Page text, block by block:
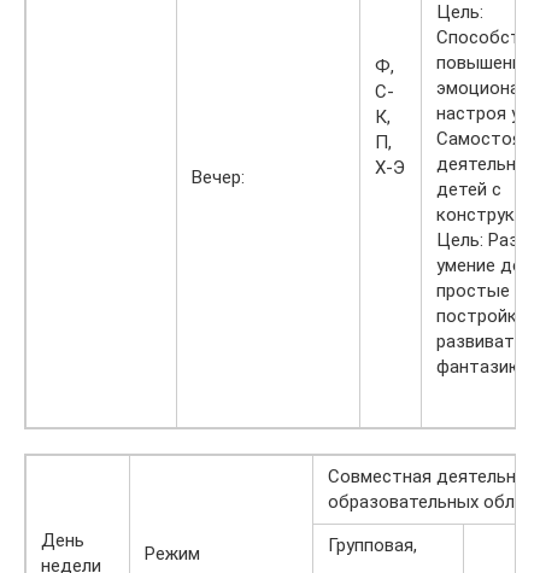
Ф,
С-
К,
П,
Х-Э
Вечер:
Цель:
повышению
настроя у
детей с
Цель:
умение
простые
постройки,
развивать
фантазию.
День
недели
Режим
Совместная
образовательных
Групповая,